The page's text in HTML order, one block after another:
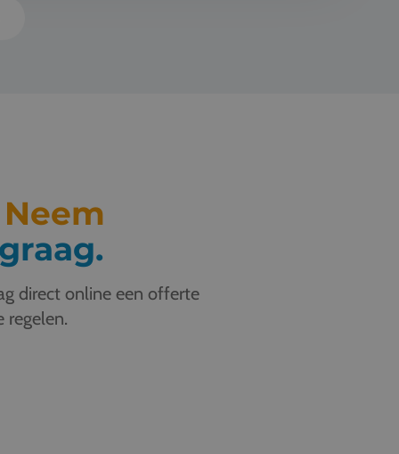
Neem
direct online een offerte
regelen.